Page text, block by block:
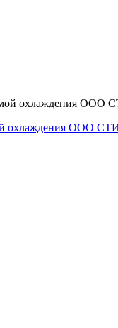
охлаждения ООО